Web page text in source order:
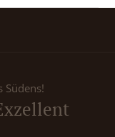
Südens!